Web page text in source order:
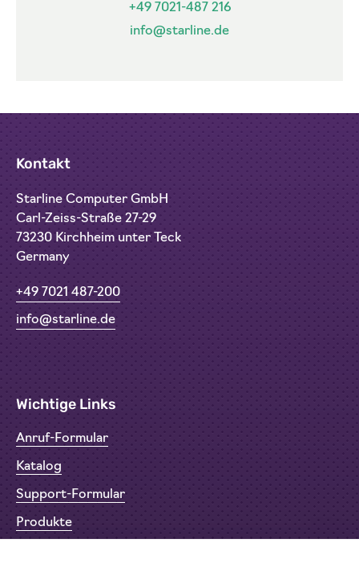
+49 7021-487 216
info@starline.de
Kontakt
Starline Computer GmbH
Carl-Zeiss-Straße 27-29
73230 Kirchheim unter Teck
Germany
+49 7021 487-200
info@starline.de
Wichtige Links
Anruf-Formular
Katalog
Support-Formular
Produkte